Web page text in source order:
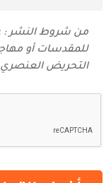
من شروط النشر :
للمقدسات أو
التحريض العنصري